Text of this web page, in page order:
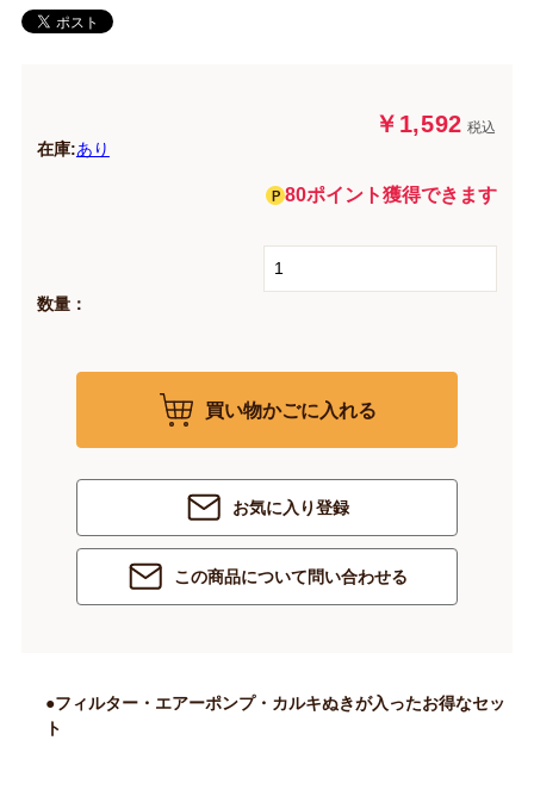
￥1,592 税込
在庫:あり
80ポイント獲得できます
数量：
買い物かごに入れる
お気に入り登録
この商品について問い合わせる
●フィルター・エアーポンプ・カルキぬきが入ったお得なセッ
ト